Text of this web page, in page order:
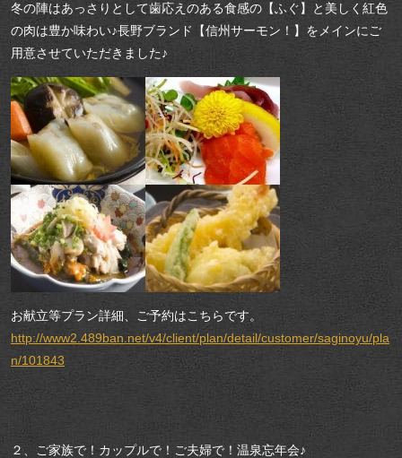
冬の陣はあっさりとして歯応えのある食感の【ふぐ】と美しく紅色
の肉は豊か味わい♪長野ブランド【信州サーモン！】をメインにご
用意させていただきました♪
お献立等プラン詳細、ご予約はこちらです。
http://www2.489ban.net/v4/client/plan/detail/customer/saginoyu/pla
n/101843
２、ご家族で！カップルで！ご夫婦で！温泉忘年会♪